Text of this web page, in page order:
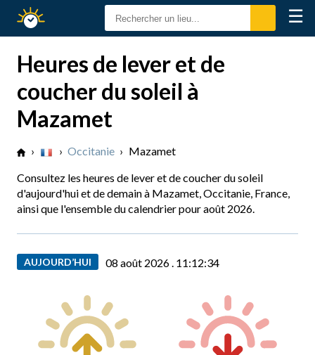
Calendrier
Solaire
☰
Heures de lever et de
coucher du soleil à
Mazamet
› › Occitanie › Mazamet
Consultez les heures de lever et de coucher du soleil
d'aujourd'hui et de demain à Mazamet, Occitanie, France,
ainsi que l'ensemble du calendrier pour août 2026.
AUJOURD’HUI 08 août 2026 . 11:12:35